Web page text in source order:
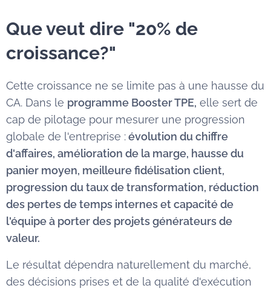
Que veut dire "20% de
croissance?"
Cette croissance ne se limite pas à une hausse du
CA. Dans le programme Booster TPE, elle sert de
cap de pilotage pour mesurer une progression
globale de l'entreprise :évolution du chiffre
d'affaires, amélioration de la marge, hausse du
panier moyen, meilleure fidélisation client,
progression du taux de transformation, réduction
des pertes de temps internes et capacité de
l'équipe à porter des projets générateurs de
valeur.
Le résultat dépendra naturellement du marché,
des décisions prises et de la qualité d'exécution